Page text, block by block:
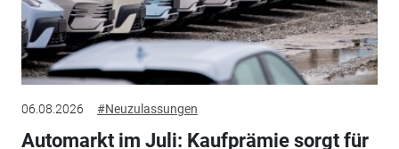
06.08.2026 #Neuzulassungen
Automarkt im Juli: Kaufprämie sorgt für